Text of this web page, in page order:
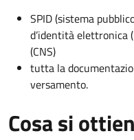
SPID (sistema
d’identità elettronica
(CNS)
tutta la
versamento.
Cosa si